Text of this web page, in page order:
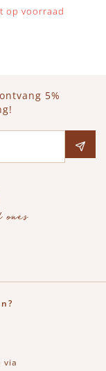
op voorraad
5%
pagina
via